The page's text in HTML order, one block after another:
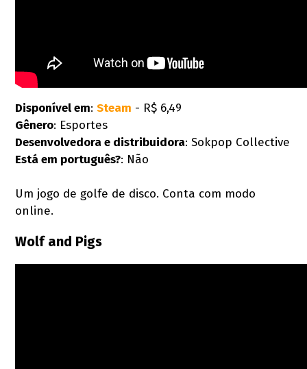
Disponível em:Steam - R$ 6,49
Gênero: Esportes
Desenvolvedora e distribuidora: Sokpop Collective
Está em português?: Não
Um jogo de golfe de disco. Conta com modo
online.
Wolf and Pigs